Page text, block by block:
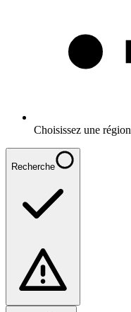
Choisissez une région
Recherche